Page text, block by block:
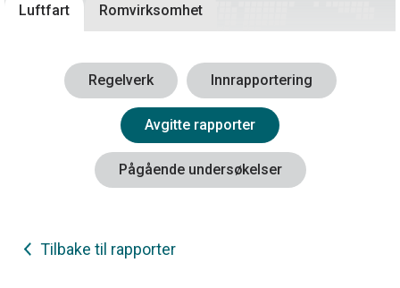
Luftfart Romvirksomhet
Regelverk Innrapportering
Avgitte rapporter
Pågående undersøkelser
Tilbake til rapporter